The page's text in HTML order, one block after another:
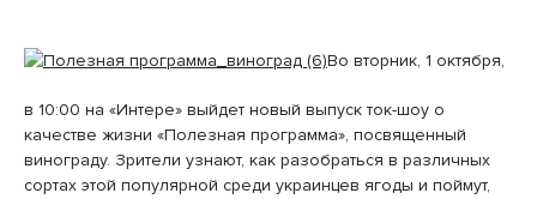
Во вторник, 1 октября,
в 10:00 на «Интере» выйдет новый выпуск ток-шоу о
качестве жизни «Полезная программа», посвященный
винограду. Зрители узнают, как разобраться в различных
сортах этой популярной среди украинцев ягоды и поймут,